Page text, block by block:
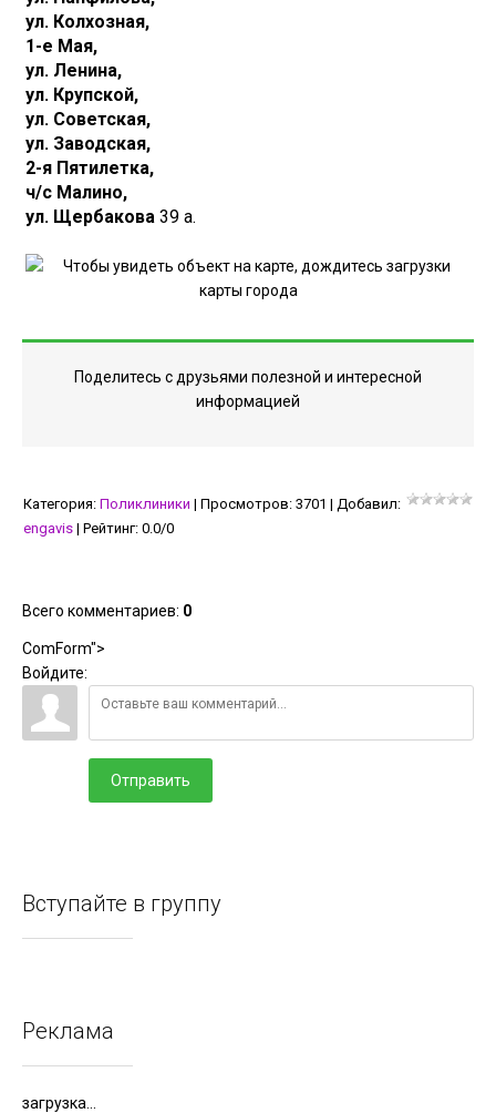
ул. Колхозная,
1-е Мая,
ул. Ленина,
ул. Крупской,
ул. Советская,
ул. Заводская,
2-я Пятилетка,
ч/с Малино,
ул. Щербакова 39 а.
Поделитесь с друзьями полезной и интересной
информацией
Категория: Поликлиники | Просмотров: 3701 | Добавил:
engavis | Рейтинг: 0.0/0
Всего комментариев: 0
ComForm">
Войдите:
Отправить
Вступайте в группу
Реклама
загрузка...